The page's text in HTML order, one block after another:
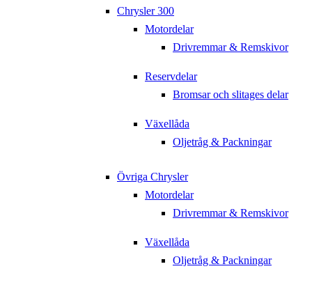
Chrysler 300
Motordelar
Drivremmar & Remskivor
Reservdelar
Bromsar och slitages delar
Växellåda
Oljetråg & Packningar
Övriga Chrysler
Motordelar
Drivremmar & Remskivor
Växellåda
Oljetråg & Packningar